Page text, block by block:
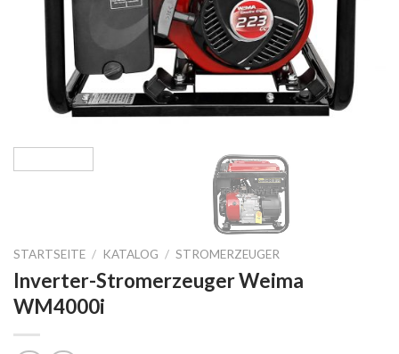
STARTSEITE / KATALOG / STROMERZEUGER
Inverter-Stromerzeuger Weima
WM4000i